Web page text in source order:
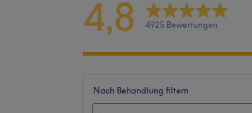
4,8 4925 Bewertungen
Nach Behandlung filtern